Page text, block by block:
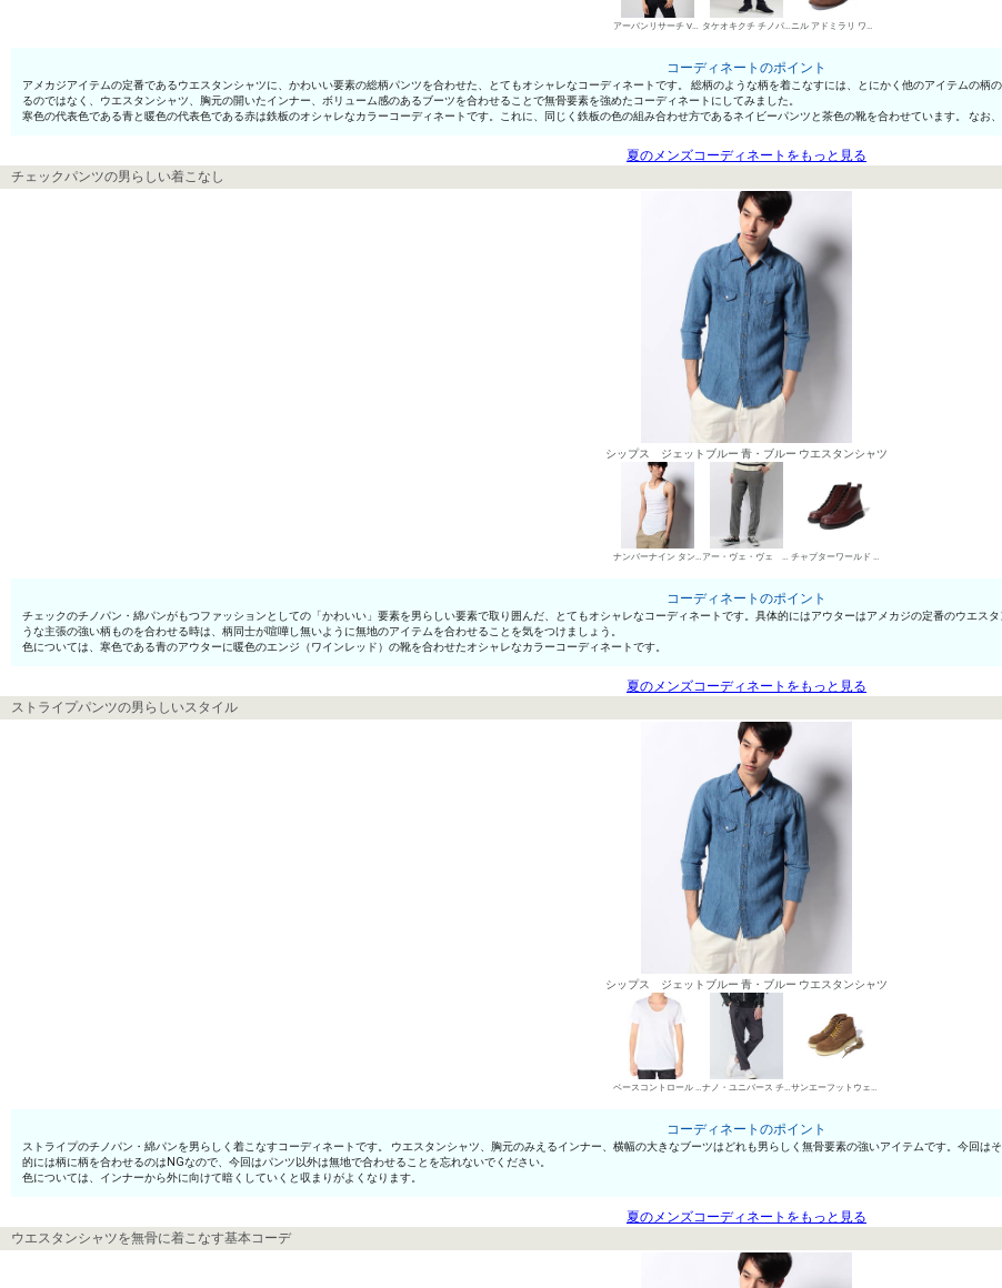
アーバンリサーチ VネックTシャツ タケオキクチ チノパン・綿パン ニル アドミラリ ワークブーツ
コーディネートのポイント
アメカジアイテムの定番であるウエスタンシャツに、かわいい要素の総柄パンツを合わせた、とてもオシャレなコーディネートです。 総柄のような柄を着こなすには、とにかく他のアイテムの
るのではなく、ウエスタンシャツ、胸元の開いたインナー、ボリューム感のあるブーツを合わせることで無骨要素を強めたコーディネートにしてみました。
寒色の代表色である青と暖色の代表色である赤は鉄板のオシャレなカラーコーディネートです。これに、同じく鉄板の色の組み合わせ方であるネイビーパンツと茶色の靴を合わせています。 なお
夏のメンズコーディネートをもっと見る
チェックパンツの男らしい着こなし
シップス ジェットブルー 青・ブルー ウエスタンシャツ
ナンバーナイン タンクトップ アー・ヴェ・ヴェ オム チノパン・綿パン チャプターワールド ワークブーツ
コーディネートのポイント
チェックのチノパン・綿パンがもつファッションとしての「かわいい」要素を男らしい要素で取り囲んだ、とてもオシャレなコーディネートです。具体的にはアウターはアメカジの定番のウエス
うな主張の強い柄ものを合わせる時は、柄同士が喧嘩し無いように無地のアイテムを合わせることを気をつけましょう。
色については、寒色である青のアウターに暖色のエンジ（ワインレッド）の靴を合わせたオシャレなカラーコーディネートです。
夏のメンズコーディネートをもっと見る
ストライプパンツの男らしいスタイル
シップス ジェットブルー 青・ブルー ウエスタンシャツ
ベースコントロール UネックTシャツ ナノ・ユニバース チノパン・綿パン サンエーフットウェア ワークブーツ
コーディネートのポイント
ストライプのチノパン・綿パンを男らしく着こなすコーディネートです。 ウエスタンシャツ、胸元のみえるインナー、横幅の大きなブーツはどれも男らしく無骨要素の強いアイテムです。今回
的には柄に柄を合わせるのはNGなので、今回はパンツ以外は無地で合わせることを忘れないでください。
色については、インナーから外に向けて暗くしていくと収まりがよくなります。
夏のメンズコーディネートをもっと見る
ウエスタンシャツを無骨に着こなす基本コーデ